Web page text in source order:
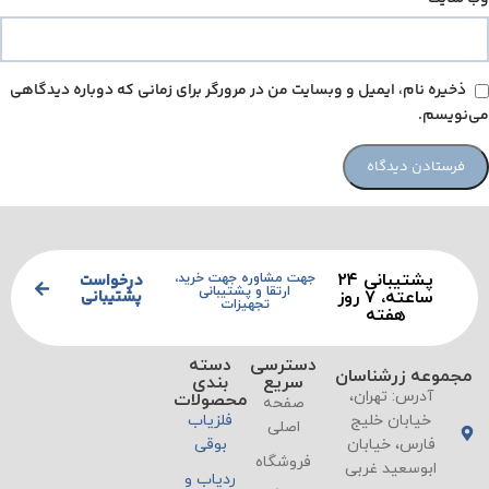
ذخیره نام، ایمیل و وبسایت من در مرورگر برای زمانی که دوباره دیدگاهی
می‌نویسم.
پشتیبانی ۲۴
ساعته، ۷ روز
هفته
جهت مشاوره جهت خرید،
ارتقا و پشتیبانی
تجهیزات
درخواست
پشتیبانی
مجموعه زرشناسان
آدرس: تهران،
خیابان خلیج
فارس، خیابان
ابوسعید غربی
دسترسی
سریع
صفحه
اصلی
فروشگاه
دسته
بندی
محصولات
فلزیاب
بوقی
ردیاب و